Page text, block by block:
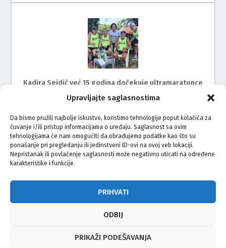
Upravljajte saglasnostima
Da bismo pružili najbolje iskustvo, koristimo tehnologije poput kolačića za
čuvanje i/ili pristup informacijama o uređaju. Saglasnost sa ovim
tehnologijama će nam omogućiti da obrađujemo podatke kao što su
ponašanje pri pregledanju ili jedinstveni ID-ovi na ovoj veb lokaciji.
Nepristanak ili povlačenje saglasnosti može negativno uticati na određene
karakteristike i funkcije.
PRIHVATI
ODBIJ
PRIKAŽI PODEŠAVANJA
Kadira Sejdić već 15 godina dočekuje ultramaratonce
Mimohod za žrtve genocida u Srebrenici i ove godine
na ulicama Rijeke
© Vijeće bošnjačke nacionalne manjine Grada Zagreba 2026